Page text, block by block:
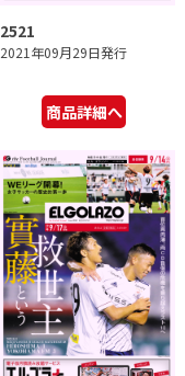
2521
2021年09月29日発行
商品詳細へ